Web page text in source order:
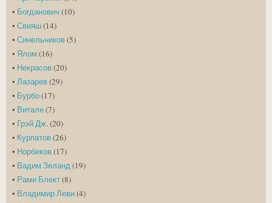
• Богданович (10)
• Свияш(14)
• Синельников(5)
• Ялом (16)
• Некрасов(20)
• Лазарев(29)
• Бурбо(17)
• Витале(7)
• Грэй Дж. (20)
• Курпатов(26)
• Норбеков(17)
• Вадим Зеланд (19)
• Рами Блект(8)
• Владимир Леви(4)